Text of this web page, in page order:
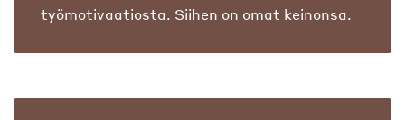
työmotivaatiosta. Siihen on omat keinonsa.